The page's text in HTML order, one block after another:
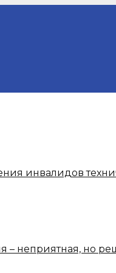
инвалидов
– неприятная, но